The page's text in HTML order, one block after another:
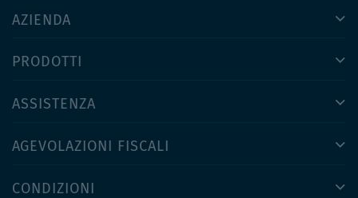
AZIENDA
PRODOTTI
ASSISTENZA
AGEVOLAZIONI FISCALI
CONDIZIONI